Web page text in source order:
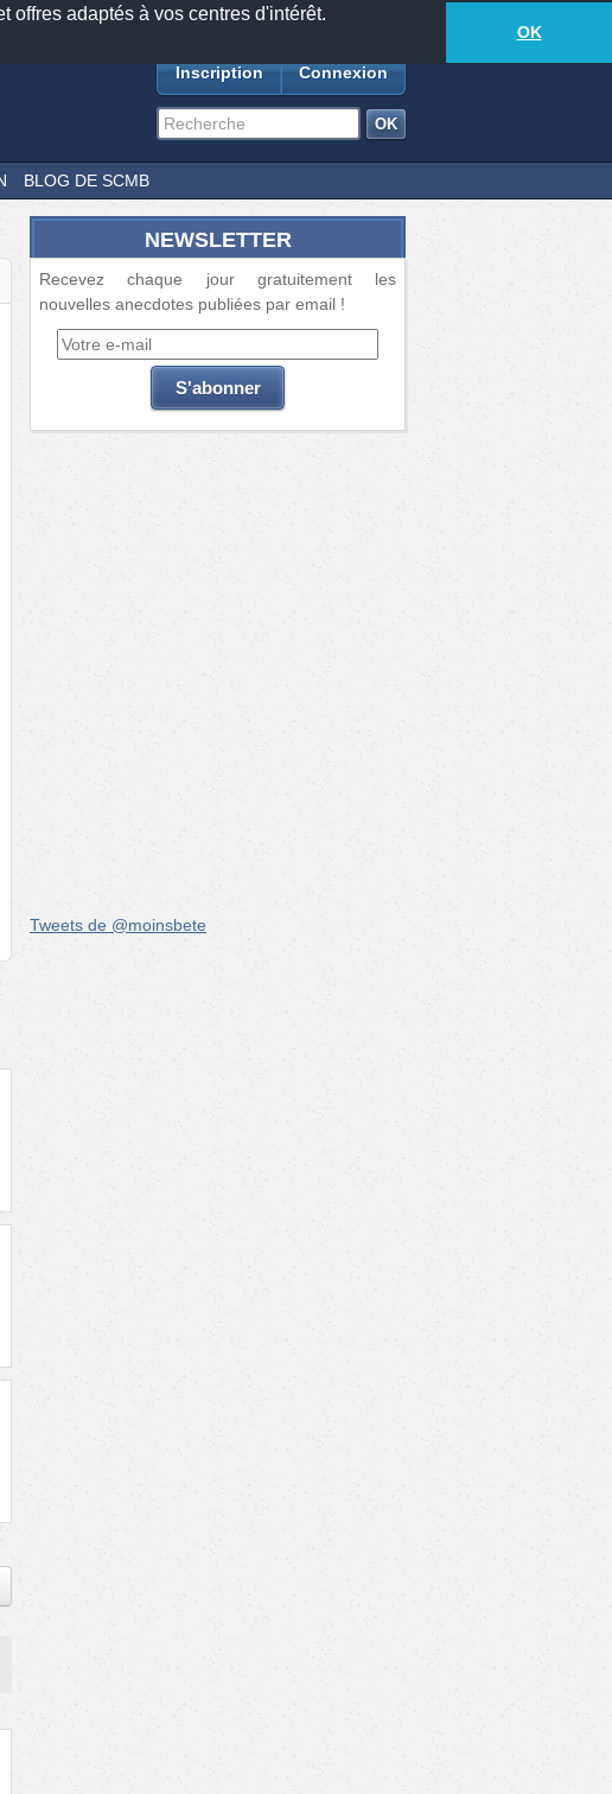
offres adaptés à vos centres d'intérêt.
OK
Facebook
TwitterFeeds18877anecdotes-565lecteurs connectés
Inscription Connexion
BLOG DE SCMB
NEWSLETTER
Recevez chaque jour gratuitement les
nouvelles anecdotes publiées par email !
Tweets de @moinsbete